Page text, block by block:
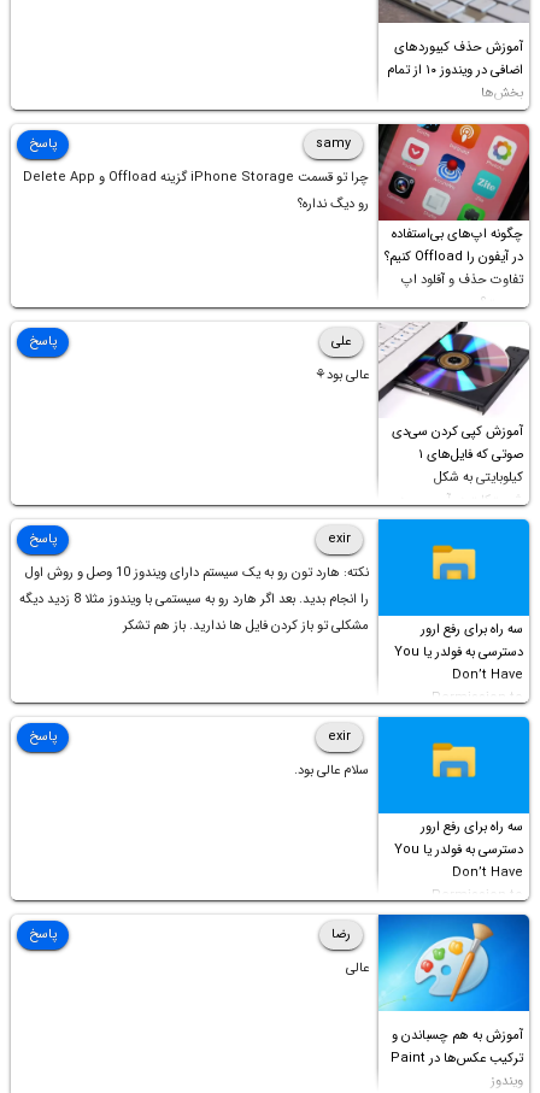
آموزش حذف کیبوردهای
اضافی در ویندوز ۱۰ از تمام
بخش‌ها
چگونه اپ‌های بی‌استفاده
در آیفون را Offload کنیم؟
تفاوت حذف و آفلود اپ
چیست؟
samy
چرا تو قسمت iPhone Storage گزینه Offload و Delete App
رو دیگ نداره؟
پاسخ
آموزش کپی کردن سی‌دی
صوتی که فایل‌های ۱
کیلوبایتی به شکل
شورت‌کات در آن موجود
است!
علی
عالی بود⚘
پاسخ
سه راه برای رفع ارور
دسترسی به فولدر یا You
Don’t Have
Permission to
Access this folder
exir
نکته: هارد تون رو به یک سیستم دارای ویندوز 10 وصل و روش اول
را انجام بدید. بعد اگر هارد رو به سیستمی با ویندوز مثلا 8 زدید دیگه
مشکلی تو باز کردن فایل ها ندارید. باز هم تشکر
پاسخ
سه راه برای رفع ارور
دسترسی به فولدر یا You
Don’t Have
Permission to
Access this folder
exir
سلام عالی بود.
پاسخ
آموزش به هم چسباندن و
ترکیب عکس‌ها در Paint
ویندوز
رضا
عالی
پاسخ